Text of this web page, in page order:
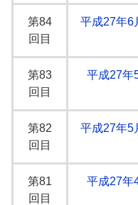
第84
回目
平成27年
第83
回目
平成27
第82
回目
平成27年
第81
回目
平成27